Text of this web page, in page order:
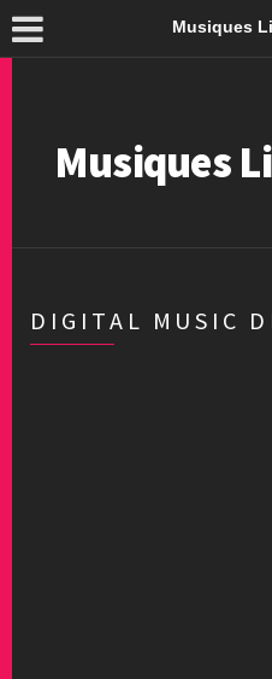
Musiques
Musiques
DIGITAL MUSIC